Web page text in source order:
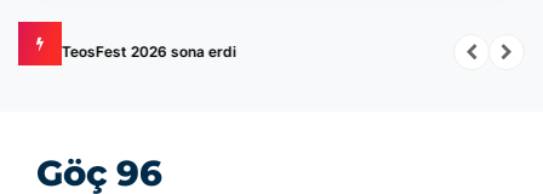
TSE memur ve işçi alımı başlıyor: 129 kişilik kadro açıldı
Göç 96